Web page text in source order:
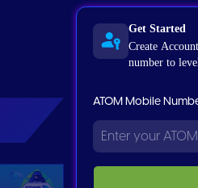
Get Started
Create
number to
ATOM Mobile